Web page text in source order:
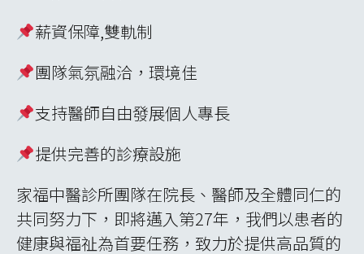
薪資保障,雙軌制
團隊氣氛融洽，環境佳
支持醫師自由發展個人專長
提供完善的診療設施
家福中醫診所團隊在院長、醫師及全體同仁的
共同努力下，即將邁入第27年，我們以患者的
健康與福祉為首要任務，致力於提供高品質的